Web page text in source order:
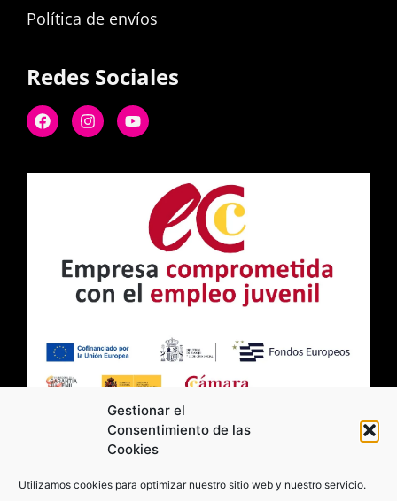
Gestionar el
Consentimiento de las
Cookies
Utilizamos cookies para optimizar nuestro sitio web y nuestro servicio.
Política de envíos
Redes Sociales
2026 Moviltick technologies. Todos los